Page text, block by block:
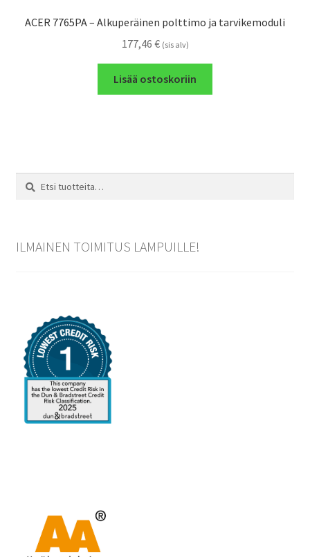
ACER 7765PA – Alkuperäinen polttimo ja tarvikemoduli
177,46 € (sis alv)
Lisää ostoskoriin
Etsi:
Haku
ILMAINEN TOIMITUS LAMPUILLE!